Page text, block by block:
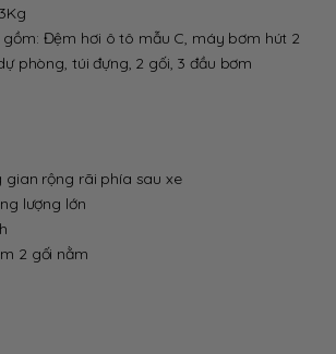
gồm: Đệm hơi ô tô mẫu C, máy bơm hút 2
phòng, túi đựng, 2 gối, 3 đầu bơm
gian rộng rãi phía sau xe
lượng lớn
2 gối nằm